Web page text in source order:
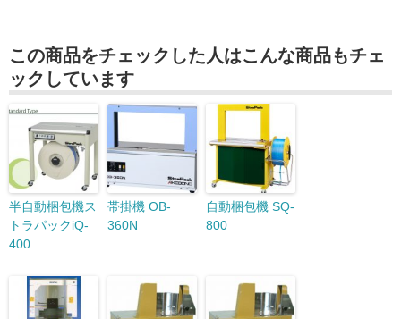
この商品をチェックした人はこんな商品もチェ
ックしています
半自動梱包機ス
トラパックiQ-
400
帯掛機 OB-
360N
自動梱包機 SQ-
800